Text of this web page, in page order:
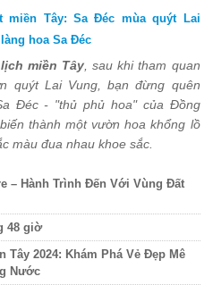
miền Tây: Sa Đéc mùa quýt Lai
hoa Sa Đéc
miền Tây, sau khi tham quan
quýt Lai Vung, bạn đừng quên
Đéc - "thủ phủ hoa" của Đồng
thành một vườn hoa khổng lồ
màu đua nhau khoe sắc.
– Hành Trình Đến Với Vùng Đất
48 giờ
Tây 2024: Khám Phá Vẻ Đẹp Mê
Nước